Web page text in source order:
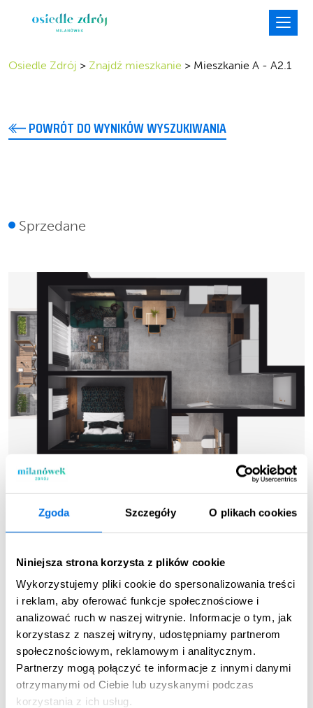
Zgoda Szczegóły O plikach cookies
Niniejsza strona korzysta z plików cookie
Wykorzystujemy pliki cookie do spersonalizowania treści
i reklam, aby oferować funkcje społecznościowe i
analizować ruch w naszej witrynie. Informacje o tym, jak
korzystasz z naszej witryny, udostępniamy partnerom
społecznościowym, reklamowym i analitycznym.
Partnerzy mogą połączyć te informacje z innymi danymi
otrzymanymi od Ciebie lub uzyskanymi podczas
korzystania z ich usług.
Osiedle Zdrój > Znajdź mieszkanie > Mieszkanie A - A2.1
POWRÓT DO WYNIKÓW WYSZUKIWANIA
Sprzedane
Pokoje Piętro
1 Piętro
Pow. użytkowa:
38.02 m2
Cena 1m2pow. użytkowej:
11 900,00 zł